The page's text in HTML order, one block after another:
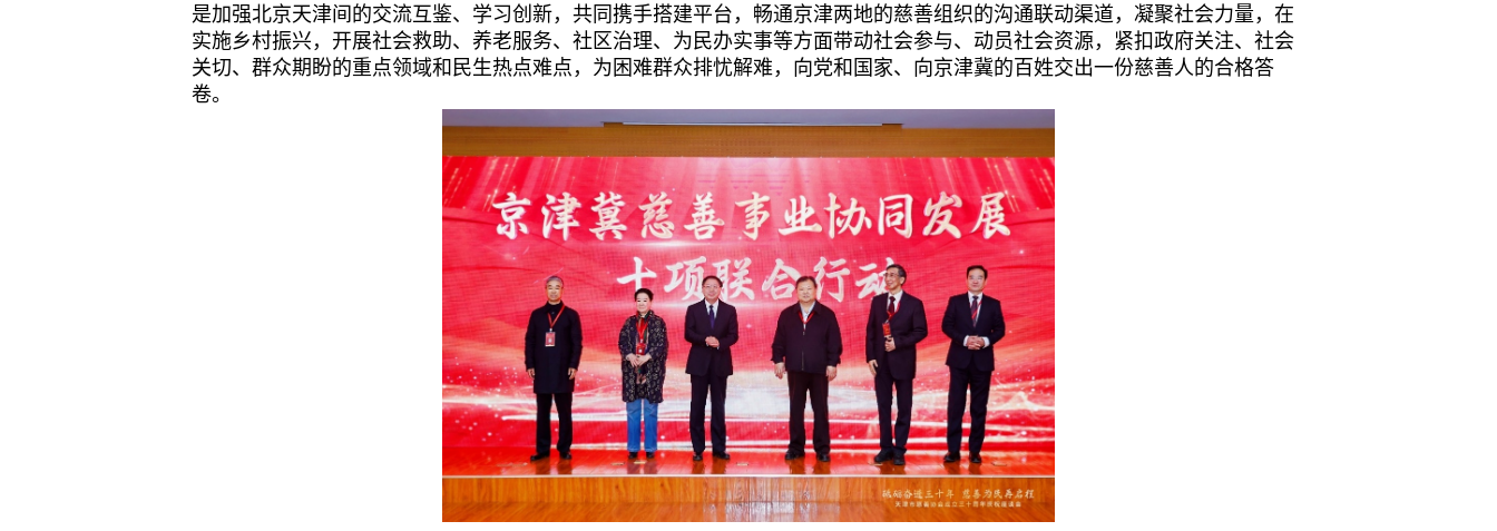
是加强北京天津间的交流互鉴、学习创新，共同携手搭建平台，畅通京津两地的慈善组织的沟通联动渠道，凝聚社会力量，在
实施乡村振兴，开展社会救助、养老服务、社区治理、为民办实事等方面带动社会参与、动员社会资源，紧扣政府关注、社会
关切、群众期盼的重点领域和民生热点难点，为困难群众排忧解难，向党和国家、向京津冀的百姓交出一份慈善人的合格答
卷。